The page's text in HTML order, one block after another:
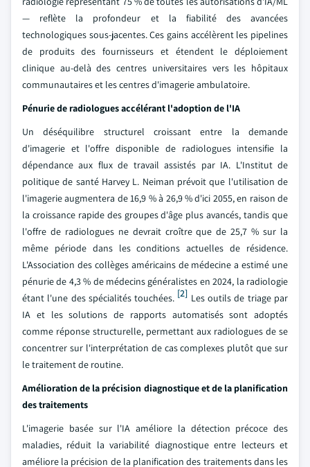
— reflète la profondeur et la fiabilité des avancées
technologiques sous-jacentes. Ces gains accélèrent les pipelines
de produits des fournisseurs et étendent le déploiement
clinique au-delà des centres universitaires vers les hôpitaux
communautaires et les centres d'imagerie ambulatoire.
Pénurie de radiologues accélérant l'adoption de l'IA
Un déséquilibre structurel croissant entre la demande
d'imagerie et l'offre disponible de radiologues intensifie la
dépendance aux flux de travail assistés par IA. L'Institut de
politique de santé Harvey L. Neiman prévoit que l'utilisation de
l'imagerie augmentera de 16,9 % à 26,9 % d'ici 2055, en raison de
la croissance rapide des groupes d'âge plus avancés, tandis que
l'offre de radiologues ne devrait croître que de 25,7 % sur la
même période dans les conditions actuelles de résidence.
L'Association des collèges américains de médecine a estimé une
pénurie de 4,3 % de médecins généralistes en 2024, la radiologie
étant l'une des spécialités touchées. [2] Les outils de triage par
IA et les solutions de rapports automatisés sont adoptés
comme réponse structurelle, permettant aux radiologues de se
concentrer sur l'interprétation de cas complexes plutôt que sur
le traitement de routine.
Amélioration de la précision diagnostique et de la planification
des traitements
L'imagerie basée sur l'IA améliore la détection précoce des
maladies, réduit la variabilité diagnostique entre lecteurs et
améliore la précision de la planification des traitements dans les